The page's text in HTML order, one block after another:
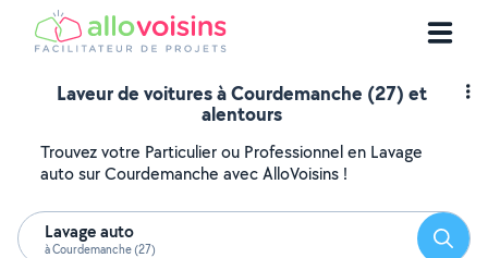
Laveur de voitures à Courdemanche (27) et
alentours
Trouvez votre Particulier ou Professionnel en Lavage
auto sur Courdemanche avec AlloVoisins !
Lavage auto
à Courdemanche (27)